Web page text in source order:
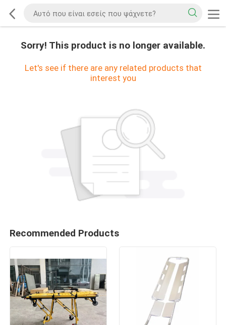
Sorry! This product is no longer available.
Let's see if there are any related products that
interest you
Recommended Products